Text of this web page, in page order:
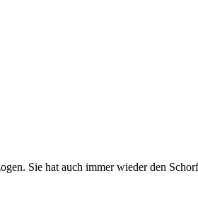
Sie hat auch immer wieder den